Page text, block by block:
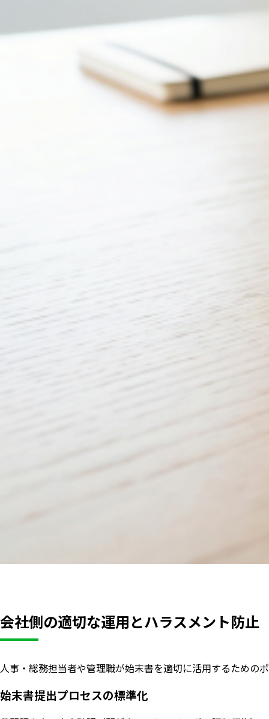
会社側の適切な運用とハラスメント防止
人事・総務担当者や管理職が始末書を適切に活用するための
始末書提出プロセスの標準化